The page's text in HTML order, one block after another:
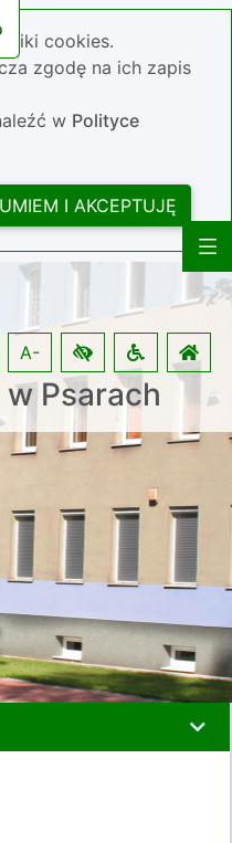
cookies.
zgodę na ich zapis
w Polityce
I AKCEPTUJĘ
Psarach
A-